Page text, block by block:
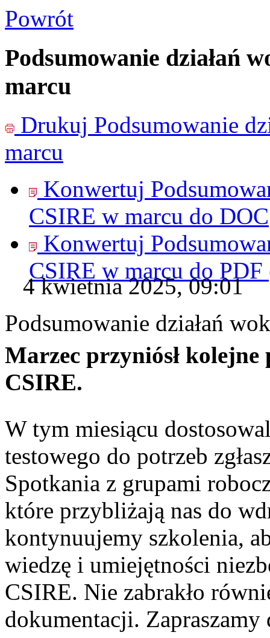
Powrót
Podsumowanie działań
marcu
Drukuj Podsumowanie
marcu
Konwertuj
CSIRE w marcu do DOC
Konwertuj
CSIRE w marcu do PDF
4 kwietnia 2025, 09:01
Podsumowanie działań
Marzec przyniósł
CSIRE.
W tym miesiącu
testowego do potrzeb
Spotkania z grupami
które przybliżają nas do
kontynuujemy szkolenia,
wiedzę i umiejętności
CSIRE. Nie zabrakło
dokumentacji. Zapraszamy